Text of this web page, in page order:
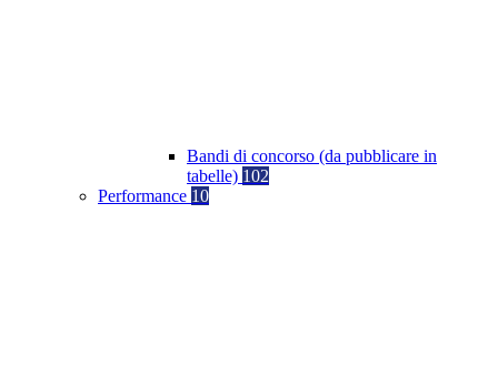
Bandi di concorso (da pubblicare in
tabelle) 102
Performance 10